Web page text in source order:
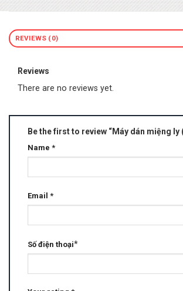
REVIEWS (0)
Reviews
There are no reviews yet.
Be the first to review “Máy dán miệng ly
Name *
Email *
Số điện thoại*